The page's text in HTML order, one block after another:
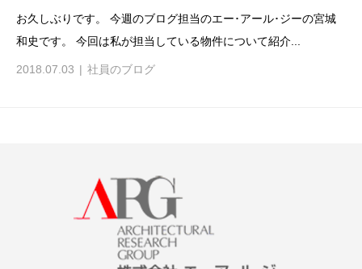
お久しぶりです。 今週のブログ担当のエー･アール･ジーの宮城
和史です。 今回は私が担当している物件について紹介...
2018.07.03 社員のブログ